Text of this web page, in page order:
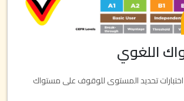
اللغوي
تحديد المستوى للوقوف على مستواك